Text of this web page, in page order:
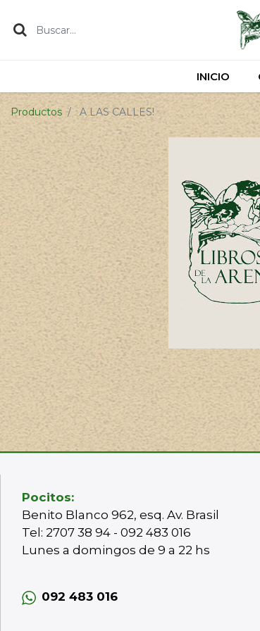
INICIO
INICIO
Productos A LAS CALLES!
Pocitos:
Benito Blanco 962, esq. Av. Brasil
Tel: 2707 38 94 - 092 483 016
Lunes a domingos de 9 a 22 hs
092 483 016